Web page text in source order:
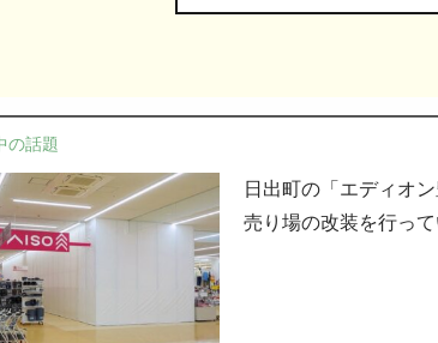
報サー
して
の話題
日出町の「エディオ
売り場の改装を行っ